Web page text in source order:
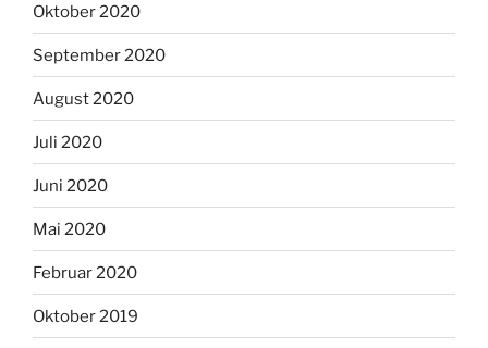
Oktober 2020
September 2020
August 2020
Juli 2020
Juni 2020
Mai 2020
Februar 2020
Oktober 2019